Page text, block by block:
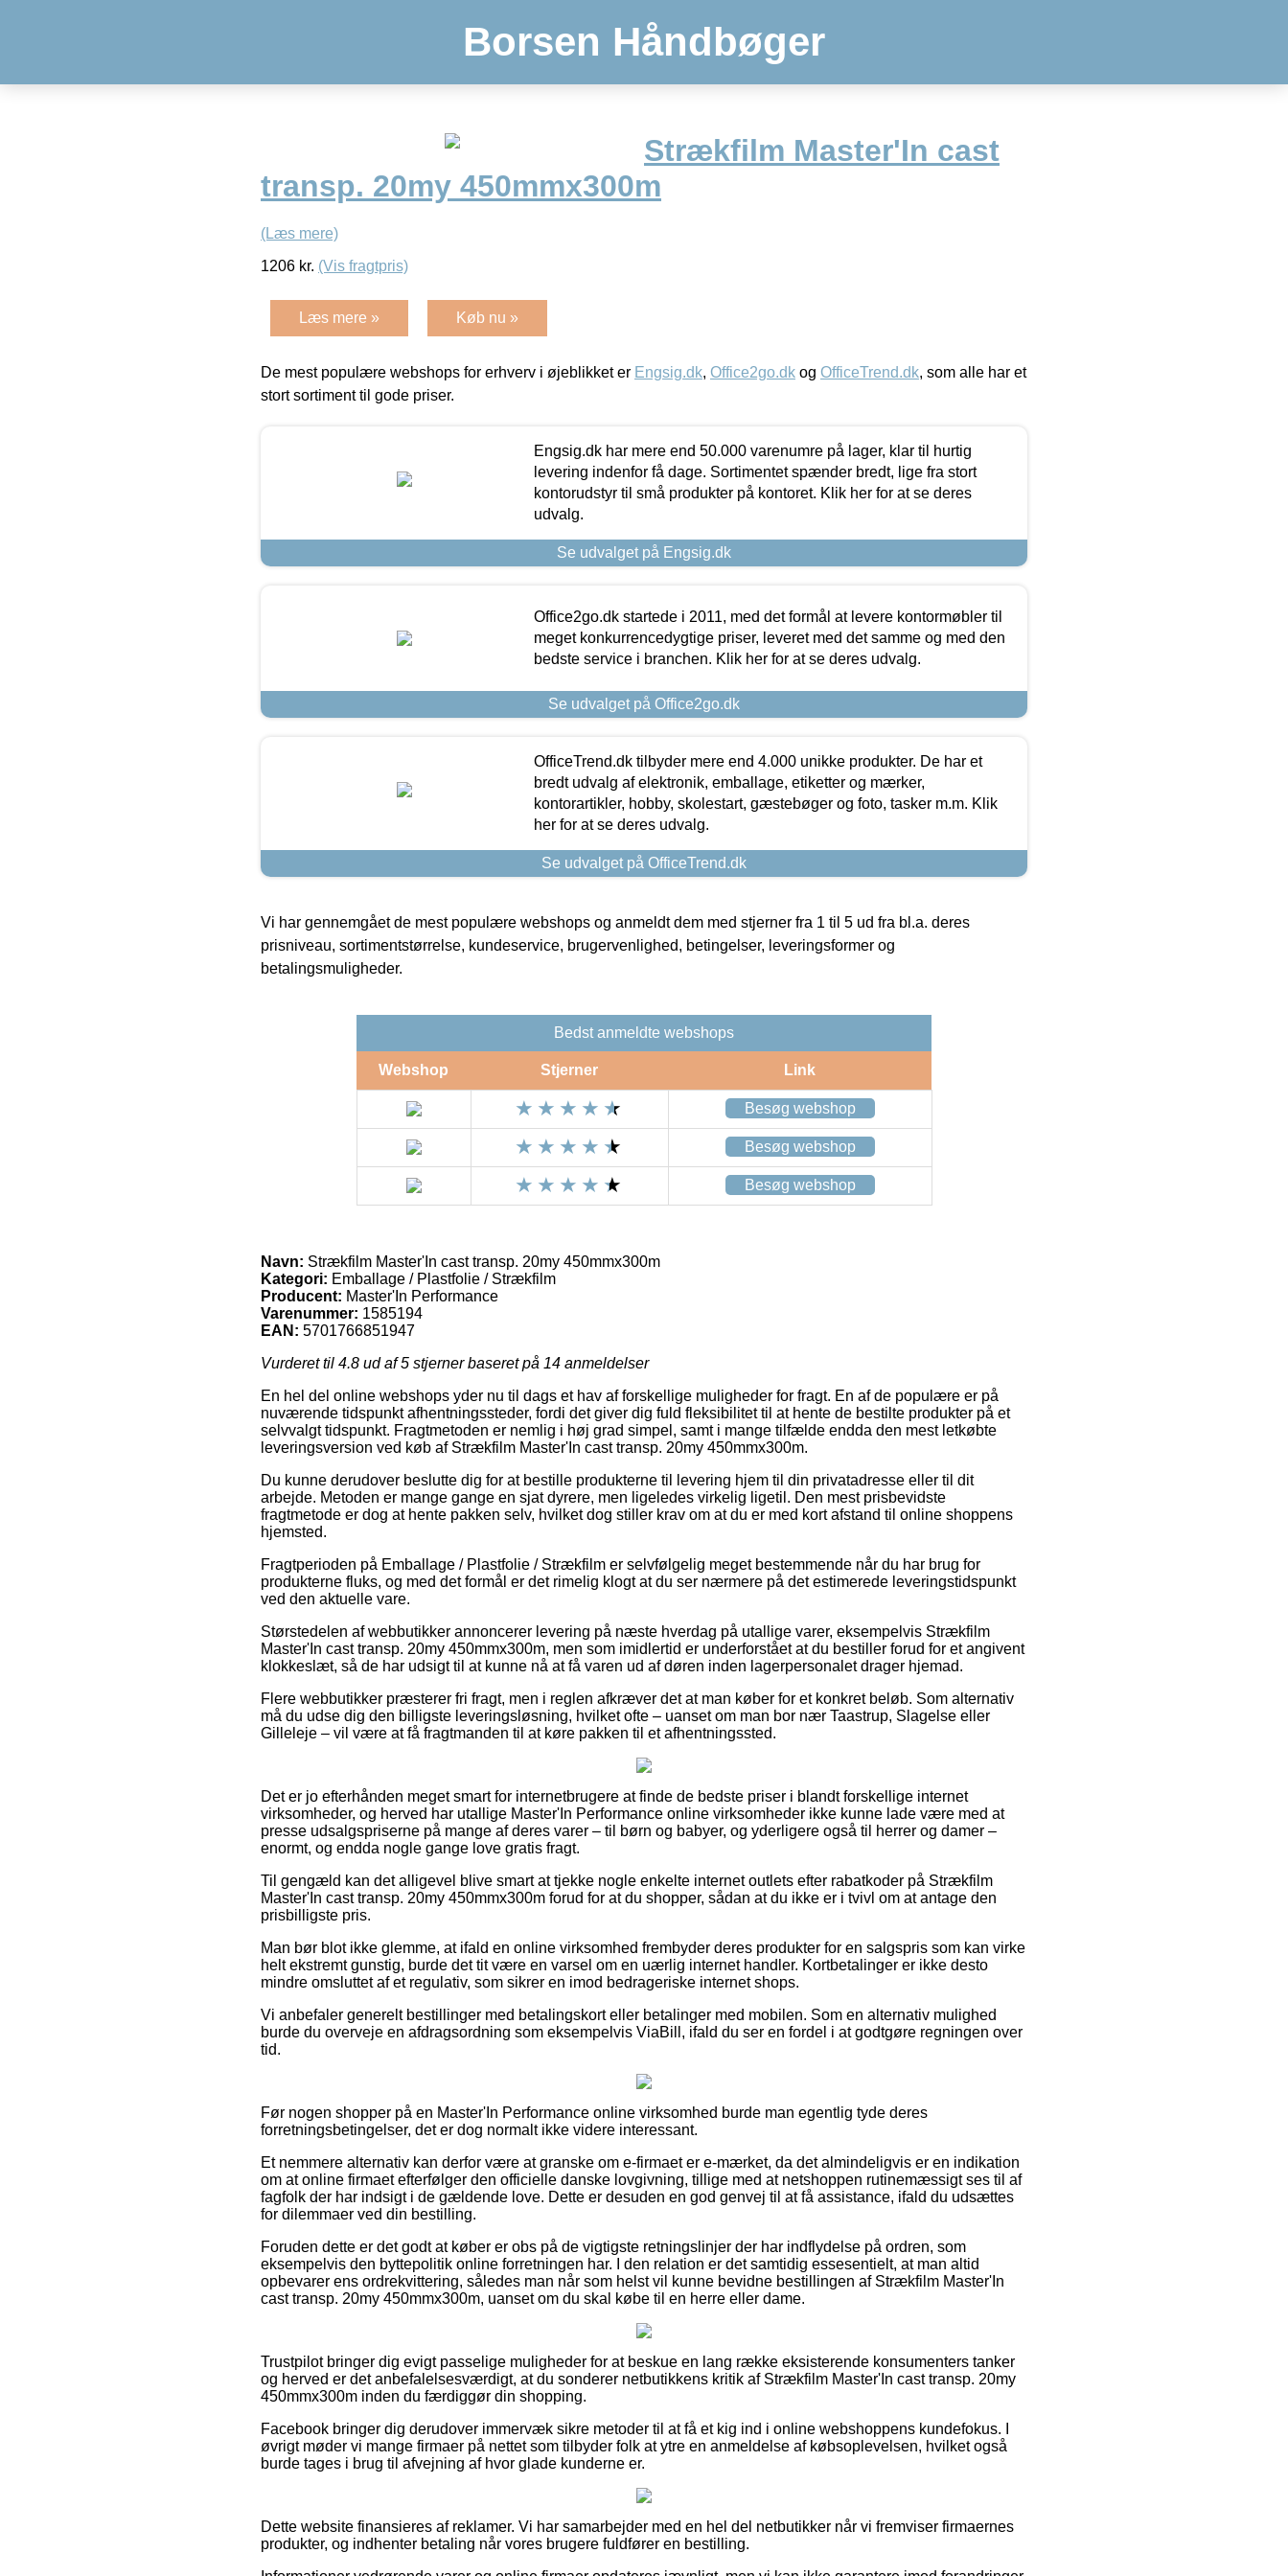
Borsen Håndbøger
Strækfilm Master'In cast
transp. 20my 450mmx300m
(Læs mere)
1206 kr. (Vis fragtpris)
Læs mere » Køb nu »
De mest populære webshops for erhverv i øjeblikket er Engsig.dk, Office2go.dk og OfficeTrend.dk, som alle har et
stort sortiment til gode priser.
Engsig.dk har mere end 50.000 varenumre på lager, klar til hurtig
levering indenfor få dage. Sortimentet spænder bredt, lige fra stort
kontorudstyr til små produkter på kontoret. Klik her for at se deres
udvalg.
Se udvalget på Engsig.dk
Office2go.dk startede i 2011, med det formål at levere kontormøbler til
meget konkurrencedygtige priser, leveret med det samme og med den
bedste service i branchen. Klik her for at se deres udvalg.
Se udvalget på Office2go.dk
OfficeTrend.dk tilbyder mere end 4.000 unikke produkter. De har et
bredt udvalg af elektronik, emballage, etiketter og mærker,
kontorartikler, hobby, skolestart, gæstebøger og foto, tasker m.m. Klik
her for at se deres udvalg.
Se udvalget på OfficeTrend.dk
Vi har gennemgået de mest populære webshops og anmeldt dem med stjerner fra 1 til 5 ud fra bl.a. deres
prisniveau, sortimentstørrelse, kundeservice, brugervenlighed, betingelser, leveringsformer og
betalingsmuligheder.
Bedst anmeldte webshops
Webshop Stjerner Link
Besøg webshop
Besøg webshop
Besøg webshop
Navn: Strækfilm Master'In cast transp. 20my 450mmx300m
Kategori: Emballage / Plastfolie / Strækfilm
Producent: Master'In Performance
Varenummer: 1585194
EAN: 5701766851947
Vurderet til 4.8 ud af 5 stjerner baseret på 14 anmeldelser
En hel del online webshops yder nu til dags et hav af forskellige muligheder for fragt. En af de populære er på
nuværende tidspunkt afhentningssteder, fordi det giver dig fuld fleksibilitet til at hente de bestilte produkter på et
selvvalgt tidspunkt. Fragtmetoden er nemlig i høj grad simpel, samt i mange tilfælde endda den mest letkøbte
leveringsversion ved køb af Strækfilm Master'In cast transp. 20my 450mmx300m.
Du kunne derudover beslutte dig for at bestille produkterne til levering hjem til din privatadresse eller til dit
arbejde. Metoden er mange gange en sjat dyrere, men ligeledes virkelig ligetil. Den mest prisbevidste
fragtmetode er dog at hente pakken selv, hvilket dog stiller krav om at du er med kort afstand til online shoppens
hjemsted.
Fragtperioden på Emballage / Plastfolie / Strækfilm er selvfølgelig meget bestemmende når du har brug for
produkterne fluks, og med det formål er det rimelig klogt at du ser nærmere på det estimerede leveringstidspunkt
ved den aktuelle vare.
Størstedelen af webbutikker annoncerer levering på næste hverdag på utallige varer, eksempelvis Strækfilm
Master'In cast transp. 20my 450mmx300m, men som imidlertid er underforstået at du bestiller forud for et angivent
klokkeslæt, så de har udsigt til at kunne nå at få varen ud af døren inden lagerpersonalet drager hjemad.
Flere webbutikker præsterer fri fragt, men i reglen afkræver det at man køber for et konkret beløb. Som alternativ
må du udse dig den billigste leveringsløsning, hvilket ofte – uanset om man bor nær Taastrup, Slagelse eller
Gilleleje – vil være at få fragtmanden til at køre pakken til et afhentningssted.
Det er jo efterhånden meget smart for internetbrugere at finde de bedste priser i blandt forskellige internet
virksomheder, og herved har utallige Master'In Performance online virksomheder ikke kunne lade være med at
presse udsalgspriserne på mange af deres varer – til børn og babyer, og yderligere også til herrer og damer –
enormt, og endda nogle gange love gratis fragt.
Til gengæld kan det alligevel blive smart at tjekke nogle enkelte internet outlets efter rabatkoder på Strækfilm
Master'In cast transp. 20my 450mmx300m forud for at du shopper, sådan at du ikke er i tvivl om at antage den
prisbilligste pris.
Man bør blot ikke glemme, at ifald en online virksomhed frembyder deres produkter for en salgspris som kan virke
helt ekstremt gunstig, burde det tit være en varsel om en uærlig internet handler. Kortbetalinger er ikke desto
mindre omsluttet af et regulativ, som sikrer en imod bedrageriske internet shops.
Vi anbefaler generelt bestillinger med betalingskort eller betalinger med mobilen. Som en alternativ mulighed
burde du overveje en afdragsordning som eksempelvis ViaBill, ifald du ser en fordel i at godtgøre regningen over
tid.
Før nogen shopper på en Master'In Performance online virksomhed burde man egentlig tyde deres
forretningsbetingelser, det er dog normalt ikke videre interessant.
Et nemmere alternativ kan derfor være at granske om e-firmaet er e-mærket, da det almindeligvis er en indikation
om at online firmaet efterfølger den officielle danske lovgivning, tillige med at netshoppen rutinemæssigt ses til af
fagfolk der har indsigt i de gældende love. Dette er desuden en god genvej til at få assistance, ifald du udsættes
for dilemmaer ved din bestilling.
Foruden dette er det godt at køber er obs på de vigtigste retningslinjer der har indflydelse på ordren, som
eksempelvis den byttepolitik online forretningen har. I den relation er det samtidig essesentielt, at man altid
opbevarer ens ordrekvittering, således man når som helst vil kunne bevidne bestillingen af Strækfilm Master'In
cast transp. 20my 450mmx300m, uanset om du skal købe til en herre eller dame.
Trustpilot bringer dig evigt passelige muligheder for at beskue en lang række eksisterende konsumenters tanker
og herved er det anbefalelsesværdigt, at du sonderer netbutikkens kritik af Strækfilm Master'In cast transp. 20my
450mmx300m inden du færdiggør din shopping.
Facebook bringer dig derudover immervæk sikre metoder til at få et kig ind i online webshoppens kundefokus. I
øvrigt møder vi mange firmaer på nettet som tilbyder folk at ytre en anmeldelse af købsoplevelsen, hvilket også
burde tages i brug til afvejning af hvor glade kunderne er.
Dette website finansieres af reklamer. Vi har samarbejder med en hel del netbutikker når vi fremviser firmaernes
produkter, og indhenter betaling når vores brugere fuldfører en bestilling.